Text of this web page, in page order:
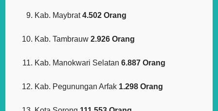
Kab. Maybrat4.502 Orang
Kab. Tambrauw2.926 Orang
Kab. Manokwari Selatan6.887 Orang
Kab. Pegunungan Arfak 1.298 Orang